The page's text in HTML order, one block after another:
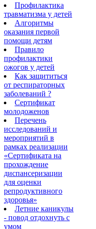
Профилактика
травматизма у детей
Алгоритмы
оказания первой
помощи детям
Правило
профилактики
ожогов у детей
Как защититься
от респираторных
заболеваний ?
Сертификат
молодоженов
Перечень
исследований и
мероприятий в
рамках реализации
«Сертификата на
прохождение
диспансеризации
для оценки
репродуктивного
здоровья»
Летние каникулы
- повод отдохнуть с
умом